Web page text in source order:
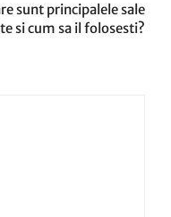
sunt principalele sale
si cum sa il folosesti?